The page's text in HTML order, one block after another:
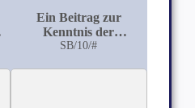
Ein Beitrag zur
Kenntnis der
Lebensfähigkeit der
SB/10/#